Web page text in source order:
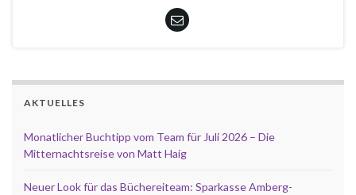
AKTUELLES
Monatlicher Buchtipp vom Team für Juli 2026 – Die
Mitternachtsreise von Matt Haig
Neuer Look für das Büchereiteam: Sparkasse Amberg-